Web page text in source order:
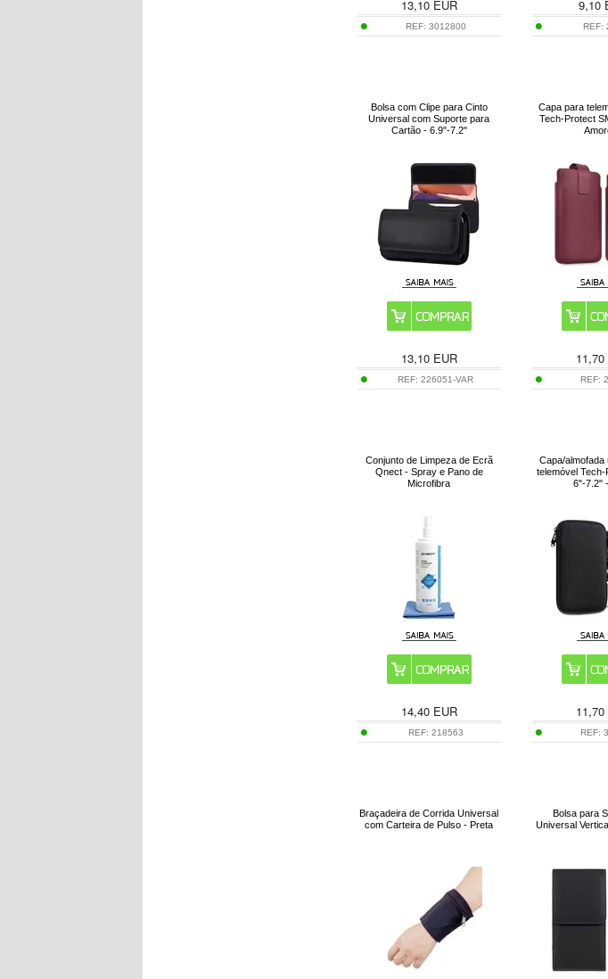
13,10EUR
REF: 3012800
9,10
REF:
Bolsa com Clipe para Cinto
Universal com Suporte para
Cartão - 6.9"-7.2"
13,10EUR
REF:226051-VAR
Capa para
Tech-Protect
11,70
REF:
Conjunto de Limpeza de Ecrã
Qnect - Spray e Pano de
Microfibra
14,40EUR
REF: 218563
Capa/almofada
telemóvel
6"-7.2"
11,70
REF:
Braçadeira de Corrida Universal
com Carteira de Pulso - Preta
Bolsa para
Universal